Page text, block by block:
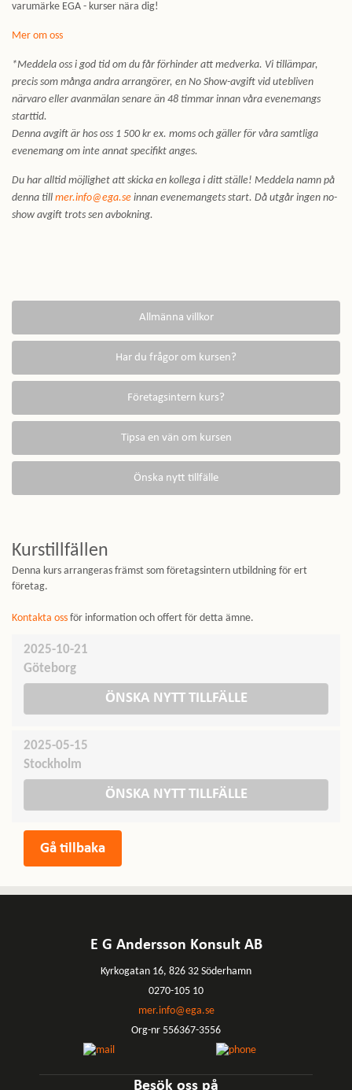
varumärke EGA - kurser nära dig!
Mer om oss
*Meddela oss i god tid om du får förhinder att medverka. Vi tillämpar,
precis som många andra arrangörer, en No Show-avgift vid utebliven
närvaro eller avanmälan senare än 48 timmar innan våra evenemangs
starttid.
Denna avgift är hos oss 1 500 kr ex. moms och gäller för våra samtliga
evenemang om inte annat specifikt anges.
Du har alltid möjlighet att skicka en kollega i ditt ställe! Meddela namn på
denna till mer.info@ega.se innan evenemangets start. Då utgår ingen no-
show avgift trots sen avbokning.
Kurstillfällen
Denna kurs arrangeras främst som företagsintern utbildning för ert
företag.
Kontakta oss för information och offert för detta ämne.
2025-10-21
Göteborg
ÖNSKA NYTT TILLFÄLLE
2025-05-15
Stockholm
ÖNSKA NYTT TILLFÄLLE
E G Andersson Konsult AB
Kyrkogatan 16, 826 32 Söderhamn
0270-105 10
mer.info@ega.se
Org-nr 556367-3556
Besök oss på